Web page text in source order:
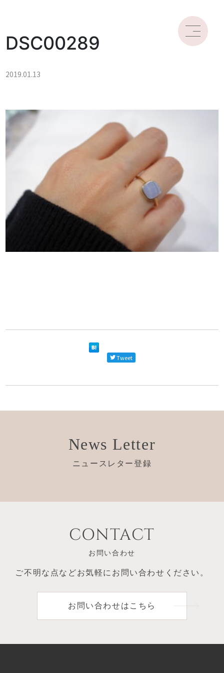
DSC00289
2019.01.13
Tweet
News Letter
ニュースレター登録
CONTACT
お問い合わせ
ご不明な点などお気軽にお問い合わせください。
お問い合わせはこちら